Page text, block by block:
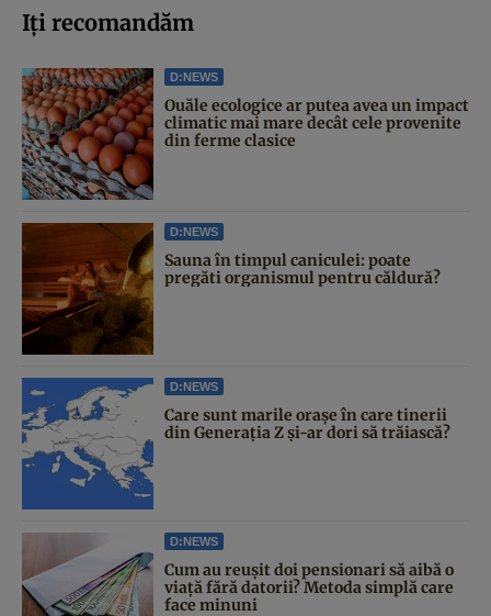
Iți recomandăm
D:NEWS
Ouăle ecologice ar putea avea un impact
climatic mai mare decât cele provenite
din ferme clasice
D:NEWS
Sauna în timpul caniculei: poate
pregăti organismul pentru căldură?
D:NEWS
Care sunt marile orașe în care tinerii
din Generația Z și-ar dori să trăiască?
D:NEWS
Cum au reușit doi pensionari să aibă o
viață fără datorii? Metoda simplă care
face minuni